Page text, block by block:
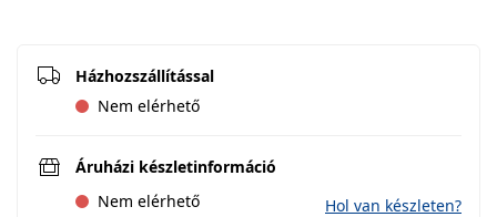
Házhozszállítással
Nem elérhető
Áruházi készletinformáció
Nem elérhető
Hol van készleten?